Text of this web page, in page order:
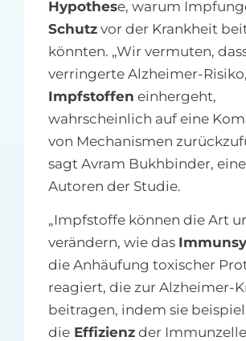
Hypothese, warum
Schutzvor der Krankheit
könnten. „Wir vermuten,
verringerte Alzheimer-
Impfstoffen einhergeht,
wahrscheinlich auf eine
von Mechanismen
sagt Avram Bukhbinder,
Autoren der Studie.
„Impfstoffe können die Art
verändern, wie das
die Anhäufung toxischer
reagiert, die zur Alzheimer-
beitragen, indem sie
dieEffizienzder